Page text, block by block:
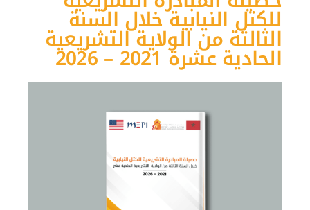
للكتل النيابية خلال السنة
الثالثة من الولاية التشريعية
الحادية عشرة 2021 – 2026